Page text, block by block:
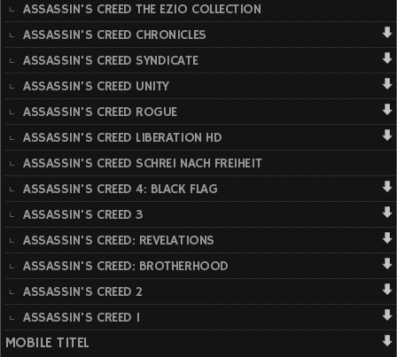
ASSASSIN'S CREED THE EZIO COLLECTION
ASSASSIN'S CREED CHRONICLES
ASSASSIN'S CREED SYNDICATE
ASSASSIN'S CREED UNITY
ASSASSIN'S CREED ROGUE
ASSASSIN'S CREED LIBERATION HD
ASSASSIN'S CREED SCHREI NACH FREIHEIT
ASSASSIN'S CREED 4: BLACK FLAG
ASSASSIN'S CREED 3
ASSASSIN'S CREED: REVELATIONS
ASSASSIN'S CREED: BROTHERHOOD
ASSASSIN'S CREED 2
ASSASSIN'S CREED 1
MOBILE TITEL